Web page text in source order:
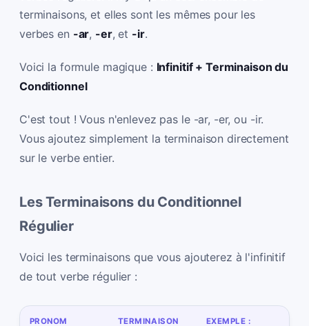
terminaisons, et elles sont les mêmes pour les
verbes en -ar, -er, et -ir.
Voici la formule magique : Infinitif + Terminaison du
Conditionnel
C'est tout ! Vous n'enlevez pas le -ar, -er, ou -ir.
Vous ajoutez simplement la terminaison directement
sur le verbe entier.
Les Terminaisons du Conditionnel
Régulier
Voici les terminaisons que vous ajouterez à l'infinitif
de tout verbe régulier :
PRONOM TERMINAISON EXEMPLE :